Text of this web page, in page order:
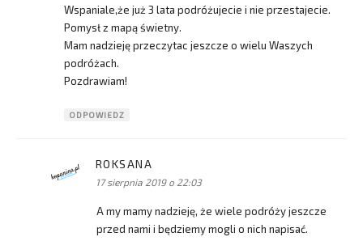
Wspaniale,że już 3 lata podróżujecie i nie przestajecie.
Pomysł z mapą świetny.
Mam nadzieję przeczytac jeszcze o wielu Waszych
podróżach.
Pozdrawiam!
ODPOWIEDZ
ROKSANA
17 sierpnia 2019 o 22:03
A my mamy nadzieję, że wiele podróży jeszcze
przed nami i będziemy mogli o nich napisać.